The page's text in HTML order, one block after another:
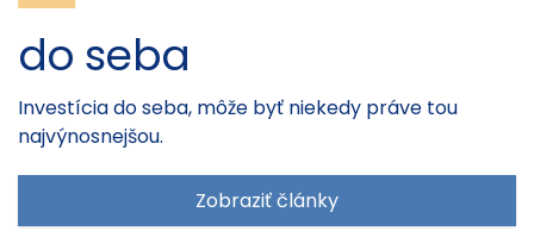
do seba
Investícia do seba, môže byť niekedy práve tou
najvýnosnejšou.
Zobraziť články